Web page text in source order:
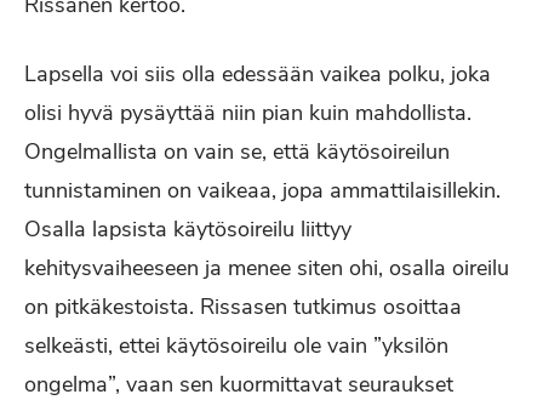
Lapsella voi siis olla edessään vaikea polku, joka
olisi hyvä pysäyttää niin pian kuin mahdollista.
Ongelmallista on vain se, että käytösoireilun
tunnistaminen on vaikeaa, jopa ammattilaisillekin.
Osalla lapsista käytösoireilu liittyy
kehitysvaiheeseen ja menee siten ohi, osalla oireilu
on pitkäkestoista. Rissasen tutkimus osoittaa
selkeästi, ettei käytösoireilu ole vain ”yksilön
ongelma”, vaan sen kuormittavat seuraukset